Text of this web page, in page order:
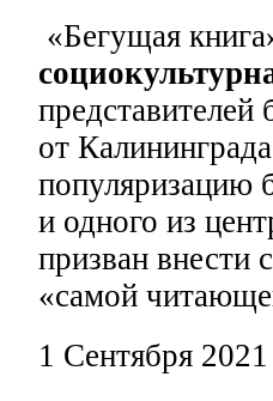
«Бегущая
от
популяризацию
и одного из
призван внести
«самой
1 Сентября 2021